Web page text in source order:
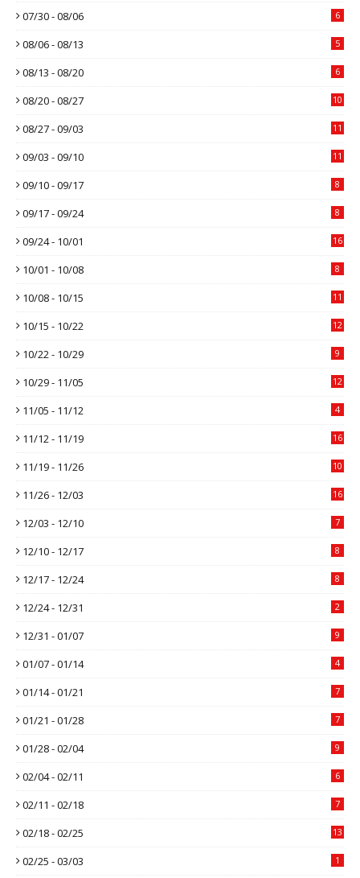
07/30 - 08/06 6
08/06 - 08/13 5
08/13 - 08/20 6
08/20 - 08/27 10
08/27 - 09/03 11
09/03 - 09/10 11
09/10 - 09/17 8
09/17 - 09/24 8
09/24 - 10/01 16
10/01 - 10/08 8
10/08 - 10/15 11
10/15 - 10/22 12
10/22 - 10/29 9
10/29 - 11/05 12
11/05 - 11/12 4
11/12 - 11/19 16
11/19 - 11/26 10
11/26 - 12/03 16
12/03 - 12/10 7
12/10 - 12/17 8
12/17 - 12/24 8
12/24 - 12/31 2
12/31 - 01/07 9
01/07 - 01/14 4
01/14 - 01/21 7
01/21 - 01/28 7
01/28 - 02/04 9
02/04 - 02/11 6
02/11 - 02/18 7
02/18 - 02/25 13
02/25 - 03/03 1